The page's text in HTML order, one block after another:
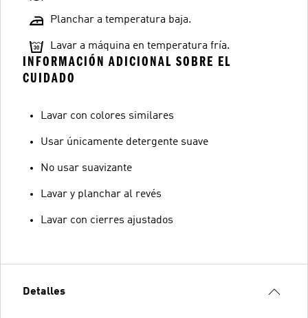
Planchar a temperatura baja.
Lavar a máquina en temperatura fría.
INFORMACIÓN ADICIONAL SOBRE EL
CUIDADO
Lavar con colores similares
Usar únicamente detergente suave
No usar suavizante
Lavar y planchar al revés
Lavar con cierres ajustados
Detalles